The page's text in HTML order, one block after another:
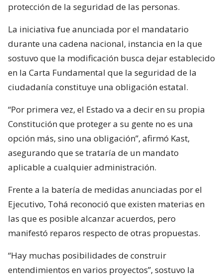
protección de la seguridad de las personas.
La iniciativa fue anunciada por el mandatario
durante una cadena nacional, instancia en la que
sostuvo que la modificación busca dejar establecido
en la Carta Fundamental que la seguridad de la
ciudadanía constituye una obligación estatal.
“Por primera vez, el Estado va a decir en su propia
Constitución que proteger a su gente no es una
opción más, sino una obligación”, afirmó Kast,
asegurando que se trataría de un mandato
aplicable a cualquier administración.
Frente a la batería de medidas anunciadas por el
Ejecutivo, Tohá reconoció que existen materias en
las que es posible alcanzar acuerdos, pero
manifestó reparos respecto de otras propuestas.
“Hay muchas posibilidades de construir
entendimientos en varios proyectos”, sostuvo la